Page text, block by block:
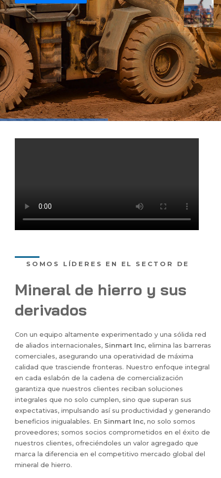
SOMOS LÍDERES EN EL SECTOR DE
Mineral de hierro y sus
derivados
Con un equipo altamente experimentado y una sólida red
de aliados internacionales, Sinmart Inc, elimina las barreras
comerciales, asegurando una operatividad de máxima
calidad que trasciende fronteras. Nuestro enfoque integral
en cada eslabón de la cadena de comercialización
garantiza que nuestros clientes reciban soluciones
integrales que no solo cumplen, sino que superan sus
expectativas, impulsando así su productividad y generando
beneficios inigualables. En Sinmart Inc, no solo somos
proveedores; somos socios comprometidos en el éxito de
nuestros clientes, ofreciéndoles un valor agregado que
marca la diferencia en el competitivo mercado global del
mineral de hierro.